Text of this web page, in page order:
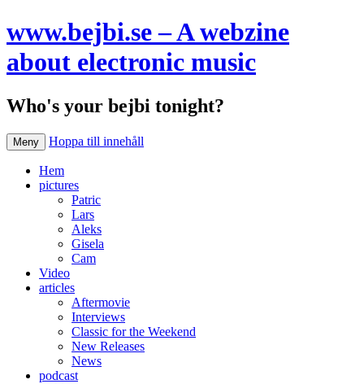
www.bejbi.se – A webzine
about electronic music
Who's your bejbi tonight?
Meny Hoppa till innehåll
Hem
pictures
Patric
Lars
Aleks
Gisela
Cam
Video
articles
Aftermovie
Interviews
Classic for the Weekend
New Releases
News
podcast